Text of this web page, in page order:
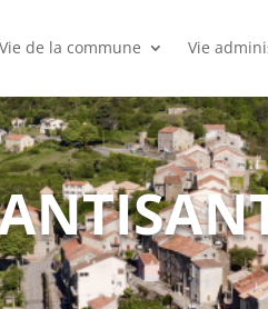
Vie de la commune Vie